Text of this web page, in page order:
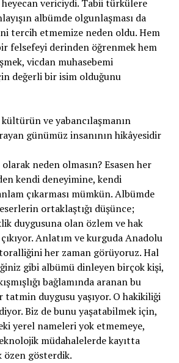
heyecan vericiydi. Tabii türkülere
albümde olgunlaşması da
tercih etmemize neden oldu. Hem
felsefeyi derinden öğrenmek hem
vicdan muhasebemi
değerli bir isim olduğunu
ve yabancılaşmanın
günümüz insanının hikâyesidir
neden olmasın? Esasen her
kendi deneyimine, kendi
çıkarması mümkün. Albümde
ortaklaştığı düşünce;
duygusuna olan özlem ve hak
Anlatım ve kurguda Anadolu
her zaman görüyoruz. Hal
gibi albümü dinleyen birçok kişi,
bağlamında aranan bu
tatmin duygusu yaşıyor. O hakikiliği
Biz de bunu yaşatabilmek için,
yerel nameleri yok etmemeye,
müdahalelerde kayıtta
özen gösterdik.